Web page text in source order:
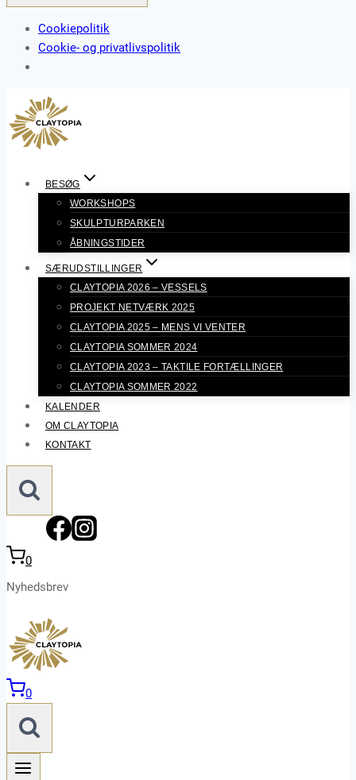
Cookiepolitik
Cookie- og privatlivspolitik
Fortsæt
til
indhold
BESØG
WORKSHOPS
SKULPTURPARKEN
ÅBNINGSTIDER
SÆRUDSTILLINGER
CLAYTOPIA 2026 – VESSELS
PROJEKT NETVÆRK 2025
CLAYTOPIA 2025 – MENS VI VENTER
CLAYTOPIA SOMMER 2024
CLAYTOPIA 2023 – TAKTILE FORTÆLLINGER
CLAYTOPIA SOMMER 2022
KALENDER
OM CLAYTOPIA
KONTAKT
0
Nyhedsbrev
0